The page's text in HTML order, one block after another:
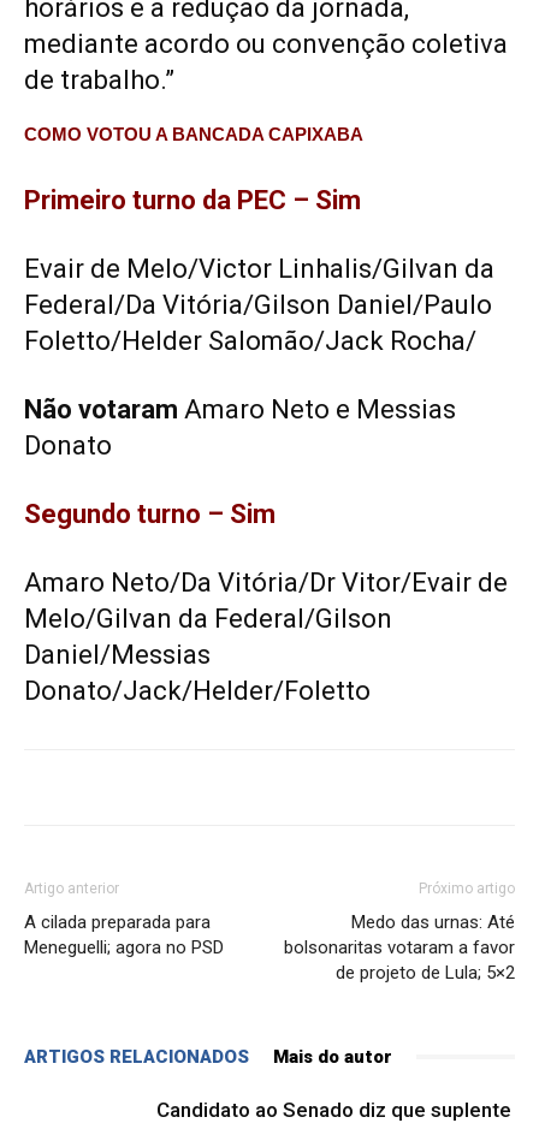
horários e a redução da jornada,
mediante acordo ou convenção coletiva
de trabalho.”
COMO VOTOU A BANCADA CAPIXABA
Primeiro turno da PEC – Sim
Evair de Melo/Victor Linhalis/Gilvan da
Federal/Da Vitória/Gilson Daniel/Paulo
Foletto/Helder Salomão/Jack Rocha/
Não votaram Amaro Neto e Messias
Donato
Segundo turno – Sim
Amaro Neto/Da Vitória/Dr Vitor/Evair de
Melo/Gilvan da Federal/Gilson
Daniel/Messias
Donato/Jack/Helder/Foletto
Artigo anterior
A cilada preparada para
Meneguelli; agora no PSD
Próximo artigo
Medo das urnas: Até
bolsonaritas votaram a favor
de projeto de Lula; 5×2
ARTIGOS RELACIONADOS Mais do autor
Candidato ao Senado diz que suplente